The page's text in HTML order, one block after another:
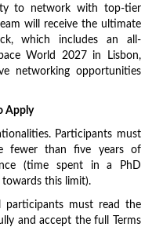
to network with top-tier
will receive the ultimate
which includes an all-
World 2027 in Lisbon,
networking opportunities
Apply
Participants must
fewer than five years of
(time spent in a PhD
this limit).
participants must read the
and accept the full Terms